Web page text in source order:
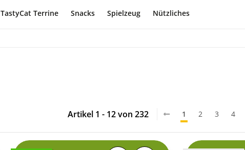
TastyCat Terrine Snacks Spielzeug Nützliches
Artikel 1 - 12 von 232 1 2 3 4